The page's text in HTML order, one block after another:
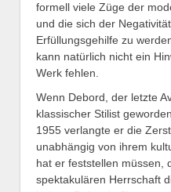
formell viele Züge der
und die sich der
Erfüllungsgehilfe zu
kann natürlich nicht ein
Werk fehlen.
Wenn Debord, der letzte
klassischer Stilist
1955 verlangte er die
unabhängig von ihrem
hat er feststellen müssen,
spektakulären Herrschaft